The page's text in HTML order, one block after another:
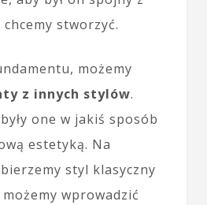
stworzyć.
możemy
z innych stylów.
one w jakiś sposób
estetyką. Na
styl klasyczny
wprowadzić